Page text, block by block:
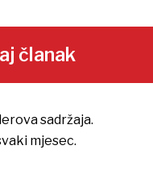
članak
sadržaja.
mjesec.